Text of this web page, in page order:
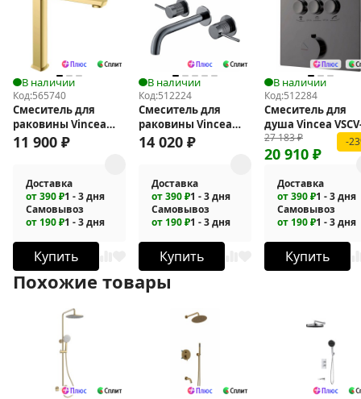
В наличии
Код:565740
Смеситель для
раковины Vincea
Next VBF-1N2BG
11 900 ₽
Доставка
от 390 ₽1 - 3 дня
Самовывоз
от 190 ₽1 - 3 дня
Купить
В наличии
Код:512224
Смеситель для
раковины Vincea
Groove VBFW-4G1GM
14 020 ₽
Доставка
от 390 ₽1 - 3 дня
Самовывоз
от 190 ₽1 - 3 дня
Купить
В наличии
Код:512284
Смеситель для
душа Vincea
431GM
27 183₽
20 910 ₽
-
Доставка
от 390 ₽1 - 3 дня
Самовывоз
от 190 ₽1 - 3 дня
Купить
Похожие товары